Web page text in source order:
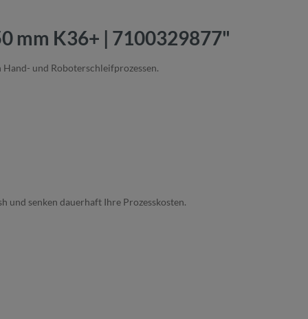
mm K36+ | 7100329877"
und Roboterschleifprozessen.
senken dauerhaft Ihre Prozesskosten.